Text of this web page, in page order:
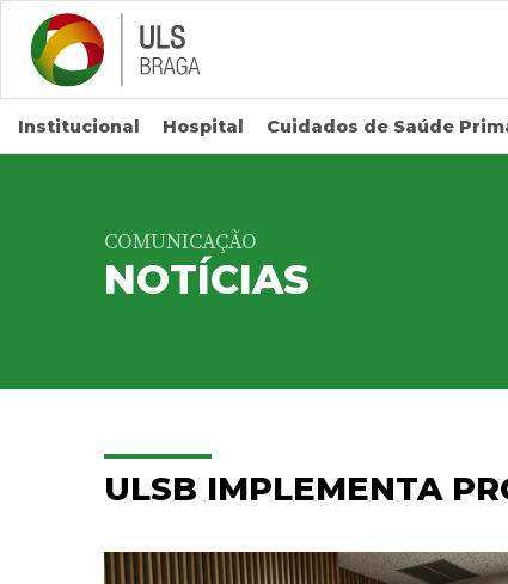
Saltar para conteúdo principal
Institucional Hospital Cuidados de Saúde
COMUNICAÇÃO
NOTÍCIAS
ULSB IMPLEMENTA